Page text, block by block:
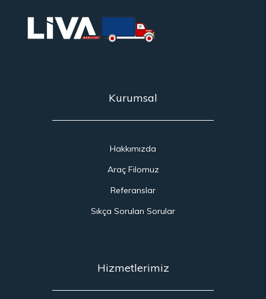
Kurumsal
Hakkımızda
Araç Filomuz
Referanslar
Sıkça Sorulan Sorular
Hizmetlerimiz